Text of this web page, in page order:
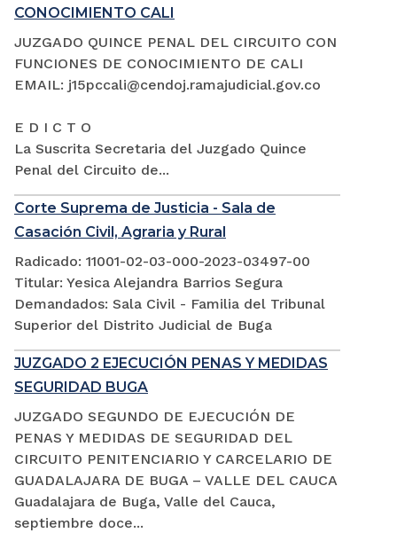
CONOCIMIENTO CALI
JUZGADO QUINCE PENAL DEL CIRCUITO CON
FUNCIONES DE CONOCIMIENTO DE CALI
EMAIL: j15pccali@cendoj.ramajudicial.gov.co
E D I C T O
La Suscrita Secretaria del Juzgado Quince
Penal del Circuito de...
Corte Suprema de Justicia - Sala de
Casación Civil, Agraria y Rural
Radicado: 11001-02-03-000-2023-03497-00
Titular: Yesica Alejandra Barrios Segura
Demandados: Sala Civil - Familia del Tribunal
Superior del Distrito Judicial de Buga
JUZGADO 2 EJECUCIÓN PENAS Y MEDIDAS
SEGURIDAD BUGA
JUZGADO SEGUNDO DE EJECUCIÓN DE
PENAS Y MEDIDAS DE SEGURIDAD DEL
CIRCUITO PENITENCIARIO Y CARCELARIO DE
GUADALAJARA DE BUGA – VALLE DEL CAUCA
Guadalajara de Buga, Valle del Cauca,
septiembre doce...